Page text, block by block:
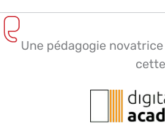
Une pédagogie